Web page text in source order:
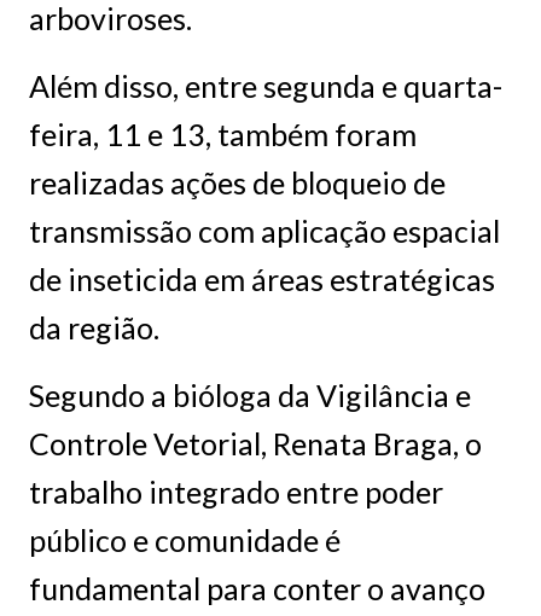
arboviroses.
Além disso, entre segunda e quarta-
feira, 11 e 13, também foram
realizadas ações de bloqueio de
transmissão com aplicação espacial
de inseticida em áreas estratégicas
da região.
Segundo a bióloga da Vigilância e
Controle Vetorial, Renata Braga, o
trabalho integrado entre poder
público e comunidade é
fundamental para conter o avanço